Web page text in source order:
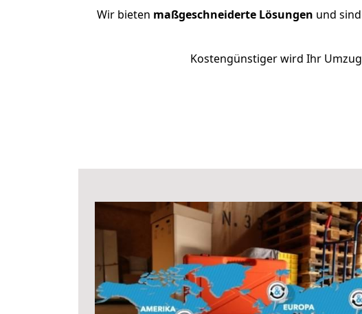
Wir bieten maßgeschneiderte Lösungen und
Kostengünstiger wird Ihr